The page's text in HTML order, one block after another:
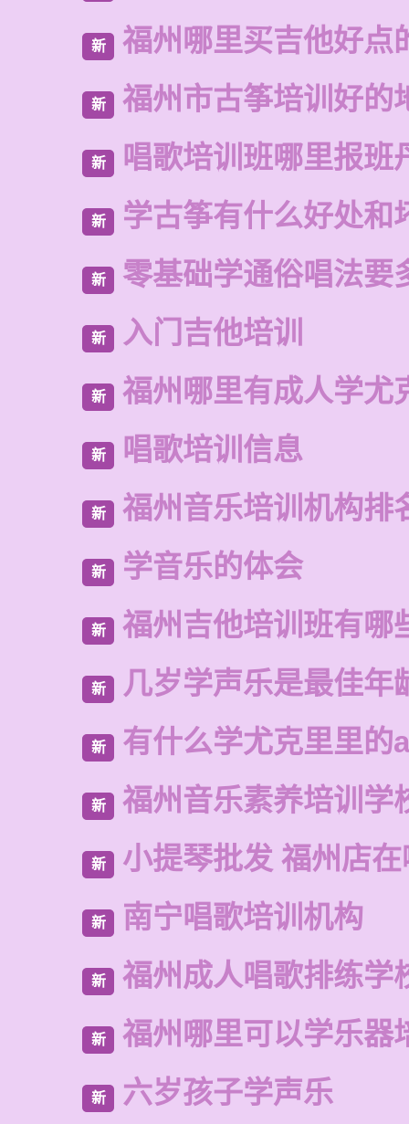
新 福州哪里买吉他好点
新 福州市古筝培训好的
新 唱歌培训班哪里报班
新 学古筝有什么好处和
新 零基础学通俗唱法要
新 入门吉他培训
新 福州哪里有成人学尤
新 唱歌培训信息
新 福州音乐培训机构排
新 学音乐的体会
新 福州吉他培训班有哪
新 几岁学声乐是最佳年
新 有什么学尤克里里的
新 福州音乐素养培训学
新 小提琴批发 福州店
新 南宁唱歌培训机构
新 福州成人唱歌排练学
新 福州哪里可以学乐器
新 六岁孩子学声乐